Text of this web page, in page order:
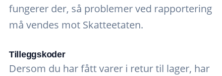
fungerer der, så problemer ved rapportering
må vendes mot Skatteetaten.
Tilleggskoder
Dersom du har fått varer i retur til lager, har